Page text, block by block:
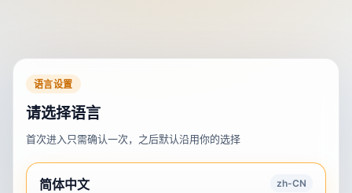
语言设置
请选择语言
首次进入只需确认一次，之后默认沿用你的选择
简体中文 zh-CN